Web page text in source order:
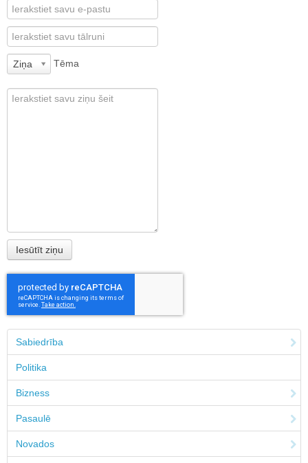
Ziņa Tēma
Sabiedrība
Politika
Bizness
Pasaulē
Novados